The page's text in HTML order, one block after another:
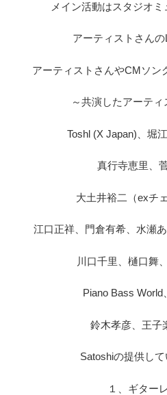
メイン活動はスタジオ
アーティストさんの
アーティストさんやCMソン
～共演したアーティ
Toshl (X Japan)、堀
真行寺恵里、
大土井裕二（exチ
江口正祥、門倉有希、水瀬あ
川口千里、樋口舞
Piano Bass World
鈴木孝彦、王
Satoshiの提供し
１、ギター